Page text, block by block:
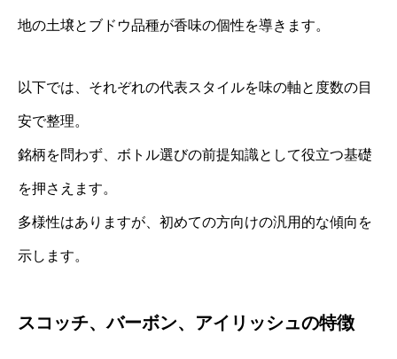
地の土壌とブドウ品種が香味の個性を導きます。
以下では、それぞれの代表スタイルを味の軸と度数の目
安で整理。
銘柄を問わず、ボトル選びの前提知識として役立つ基礎
を押さえます。
多様性はありますが、初めての方向けの汎用的な傾向を
示します。
スコッチ、バーボン、アイリッシュの特徴